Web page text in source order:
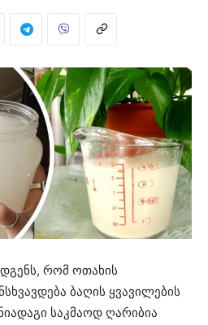
რომ ოთახის
ბაღის ყვავილების
საკმაოდ ღარიბია